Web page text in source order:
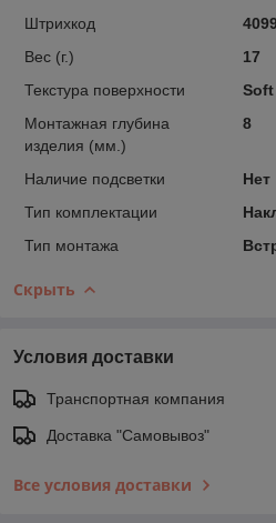
Штрихкод
Вес (г.)
17
Текстура поверхности
Монтажная глубина
изделия (мм.)
8
Наличие подсветки
Нет
Тип комплектации
Тип монтажа
Скрыть
Условия доставки
Транспортная компания
Доставка "Самовывоз"
Все условия доставки